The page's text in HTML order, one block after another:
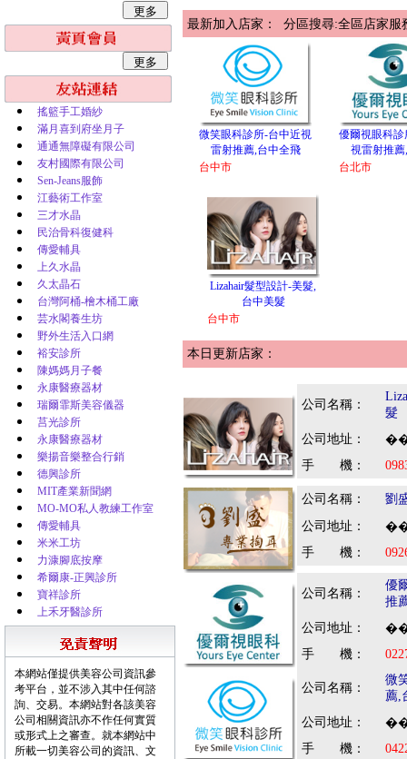
搖籃手工婚紗
滿月喜到府坐月子
通通無障礙有限公司
友村國際有限公司
Sen-Jeans服飾
江藝術工作室
三才水晶
民治骨科復健科
傳愛輔具
上久水晶
久太晶石
台灣阿桶-檜木桶工廠
芸水閣養生坊
野外生活入口網
裕安診所
陳媽媽月子餐
永康醫療器材
瑞爾霏斯美容儀器
莒光診所
永康醫療器材
樂揚音樂整合行銷
德興診所
MIT產業新聞網
MO-MO私人教練工作室
傳愛輔具
米米工坊
力漮腳底按摩
希爾康-正興診所
寶祥診所
上禾牙醫診所
本網站僅提供美容公司資訊參
考平台，並不涉入其中任何諮
詢、交易。本網站對各該美容
公司相關資訊亦不作任何實質
或形式上之審查。就本網站中
所載一切美容公司的資訊、文
最新加入店家： 分區搜尋:全區店家服
微笑眼科診所-台中近視
雷射推薦,台中全飛
台中市
優爾視眼科
視雷射推
台北市
Lizahair髮型設計-美髮,
台中美髮
台中市
本日更新店家：
公司名稱：
髮
公司地址：
��
手 機：
公司名稱：
劉
公司地址：
��
手 機：
公司名稱：
優
推
公司地址：
��
手 機：
公司名稱：
微
薦,
公司地址：
��
手 機：